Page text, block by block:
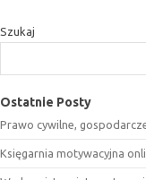
Szukaj
Ostatnie Posty
Prawo cywilne,
Księgarnia motywacyjna